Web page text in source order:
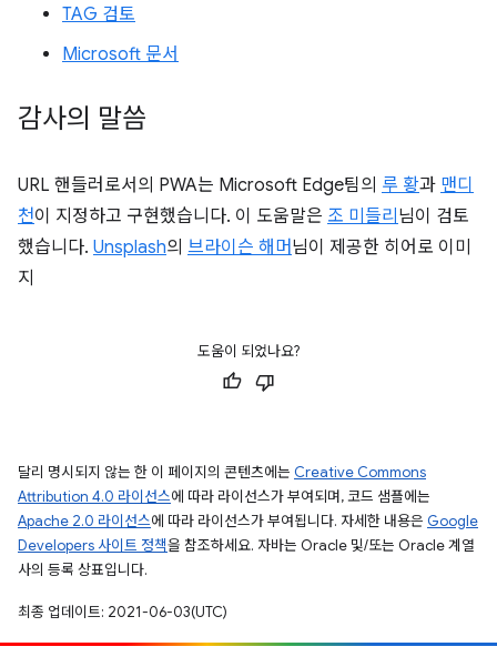
TAG 검토
Microsoft 문서
감사의 말씀
URL 핸들러로서의 PWA는 Microsoft Edge팀의 루 황과 맨디
천이 지정하고 구현했습니다. 이 도움말은 조 미들리 님이 검토
했습니다. Unsplash의 브라이슨 해머 님이 제공한 히어로 이미
지
도움이 되었나요?
달리 명시되지 않는 한 이 페이지의 콘텐츠에는 Creative Commons
Attribution 4.0 라이선스에 따라 라이선스가 부여되며, 코드 샘플에는
Apache 2.0 라이선스에 따라 라이선스가 부여됩니다. 자세한 내용은 Google
Developers 사이트 정책을 참조하세요. 자바는 Oracle 및/또는 Oracle 계열
사의 등록 상표입니다.
최종 업데이트: 2021-06-03(UTC)